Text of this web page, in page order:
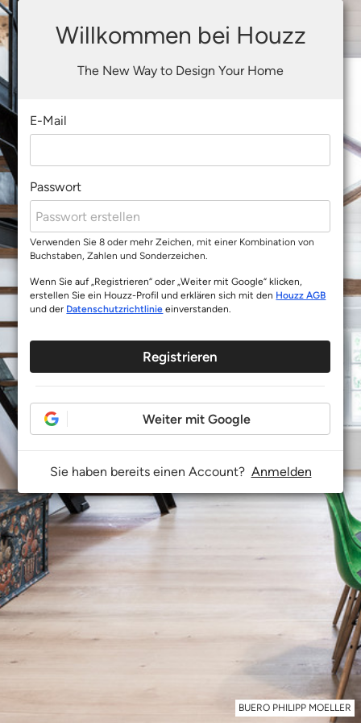
BUERO PHILIPP MOELLER
Willkommen bei Houzz
The New Way to Design Your Home
E-Mail
Passwort
Verwenden Sie 8 oder mehr Zeichen, mit einer Kombination von
Buchstaben, Zahlen und Sonderzeichen.
Wenn Sie auf „Registrieren“ oder „Weiter mit Google“ klicken,
erstellen Sie ein Houzz-Profil und erklären sich mit den Houzz AGB
und der Datenschutzrichtlinie einverstanden.
Registrieren
Weiter mit Google
Sie haben bereits einen Account? Anmelden